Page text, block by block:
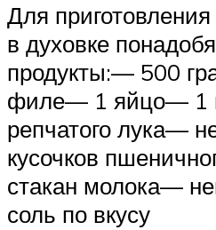
Для
в духовке
продукты:— 500
филе— 1 яйцо— 1
репчатого лука—
кусочков
стакан молока—
соль по вкусу